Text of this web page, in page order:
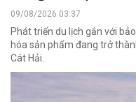
09/08/2026 03:37
Phát triển du lịch gắn với
hóa sản phẩm đang trở
Cát Hải.